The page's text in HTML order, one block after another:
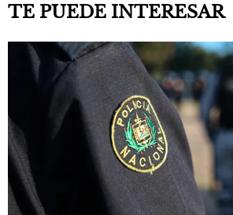
TE PUEDE INTERESAR